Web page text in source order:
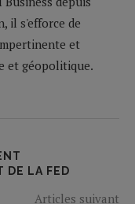
il s'efforce de
et
et géopolitique.
DE LA FED
Articles suivant